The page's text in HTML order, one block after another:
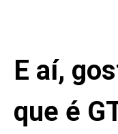
E aí,
que é